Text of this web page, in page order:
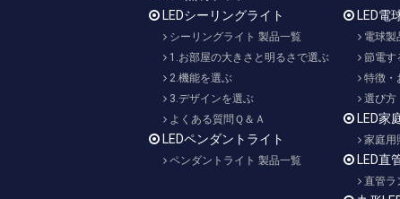
LEDシーリングライト
シーリングライト 製品一覧
1.お部屋の大きさと明るさで選ぶ
2.機能を選ぶ
3.デザインを選ぶ
よくある質問Ｑ＆Ａ
LEDペンダントライト
ペンダントライト 製品一覧
LED電
電球製
節電す
特徴・
選び方
LED家
家庭用
LED直
直管ラ